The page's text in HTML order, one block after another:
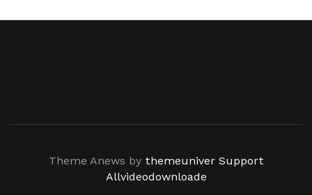
Theme Anews by themeuniver Support
Allvideodownloade